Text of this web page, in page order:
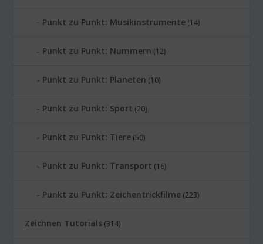
Punkt zu Punkt: Musikinstrumente (14)
Punkt zu Punkt: Nummern (12)
Punkt zu Punkt: Planeten (10)
Punkt zu Punkt: Sport (20)
Punkt zu Punkt: Tiere (50)
Punkt zu Punkt: Transport (16)
Punkt zu Punkt: Zeichentrickfilme (223)
Zeichnen Tutorials (314)